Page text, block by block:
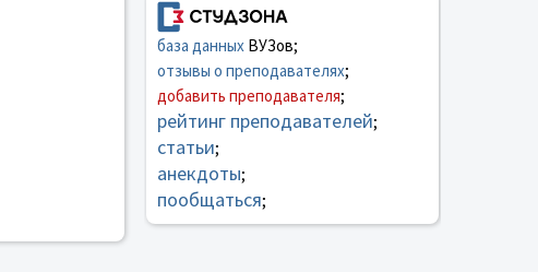
база данныхВУЗов;
отзывы о преподавателях;
добавить преподавателя;
рейтинг преподавателей;
статьи;
анекдоты;
пообщаться;